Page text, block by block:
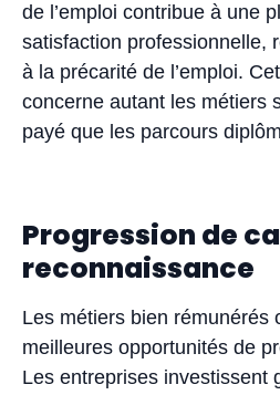
de l’emploi contribue à une
satisfaction professionnelle,
à la précarité de l’emploi.
concerne autant les métiers
payé que les parcours
Progression de
reconnaissance
Les métiers bien rémunérés
meilleures opportunités de
Les entreprises investissent